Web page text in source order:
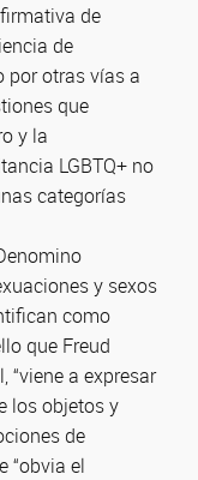
de
de
por otras vías a
que
y la
LGBTQ+ no
categorías
y sexos
como
que Freud
a expresar
los objetos y
de
“obvia el